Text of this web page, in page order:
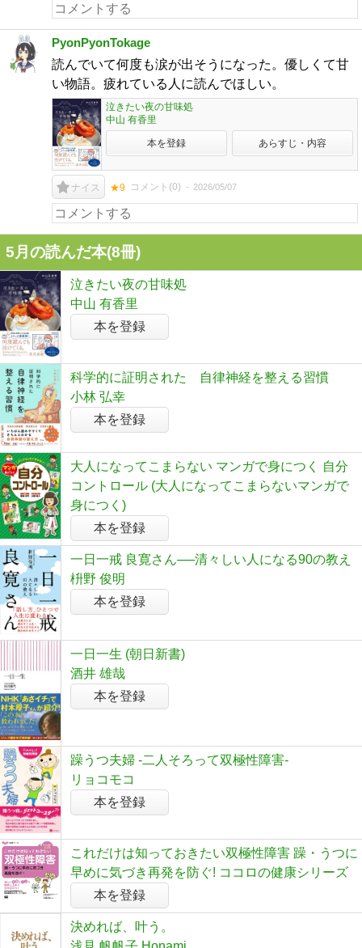
PyonPyonTokage
読んでいて何度も涙が出そうになった。優しくて甘
い物語。疲れている人に読んでほしい。
泣きたい夜の甘味処
中山 有香里
本を登録 あらすじ・内容
ナイス ★9 コメント(0) 2026/05/07
5月の読んだ本(8冊)
泣きたい夜の甘味処
中山 有香里
本を登録
科学的に証明された 自律神経を整える習慣
小林 弘幸
本を登録
大人になってこまらない マンガで身につく 自分
コントロール (大人になってこまらないマンガで
身につく)
本を登録
一日一戒 良寛さん──清々しい人になる90の教え
枡野 俊明
本を登録
一日一生 (朝日新書)
酒井 雄哉
本を登録
躁うつ夫婦 -二人そろって双極性障害-
リョコモコ
本を登録
これだけは知っておきたい双極性障害 躁・うつに
早めに気づき再発を防ぐ! ココロの健康シリーズ
本を登録
決めれば、叶う。